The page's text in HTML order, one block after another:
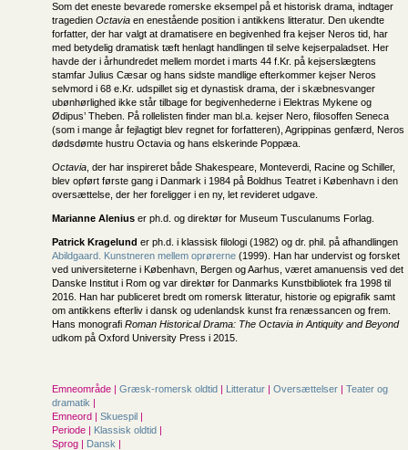
Som det eneste bevarede romerske eksempel på et historisk drama, indtager
tragedien Octavia en enestående position i antikkens litteratur. Den ukendte
forfatter, der har valgt at dramatisere en begivenhed fra kejser Neros tid, har
med betydelig dramatisk tæft henlagt handlingen til selve kejserpaladset. Her
havde der i århundredet mellem mordet i marts 44 f.Kr. på kejserslægtens
stamfar Julius Cæsar og hans sidste mandlige efterkommer kejser Neros
selvmord i 68 e.Kr. udspillet sig et dynastisk drama, der i skæbnesvanger
ubønhørlighed ikke står tilbage for begivenhederne i Elektras Mykene og
Ødipus’ Theben. På rollelisten finder man bl.a. kejser Nero, filosoffen Seneca
(som i mange år fejlagtigt blev regnet for forfatteren), Agrippinas genfærd, Neros
dødsdømte hustru Octavia og hans elskerinde Poppæa.
Octavia , der har inspireret både Shakespeare, Monteverdi, Racine og Schiller,
blev opført første gang i Danmark i 1984 på Boldhus Teatret i København i den
oversættelse, der her foreligger i en ny, let revideret udgave.
Marianne Alenius er ph.d. og direktør for Museum Tusculanums Forlag.
Patrick Kragelund er ph.d. i klassisk filologi (1982) og dr. phil. på afhandlingen
Abildgaard. Kunstneren mellem oprørerne (1999). Han har undervist og forsket
ved universiteterne i København, Bergen og Aarhus, været amanuensis ved det
Danske Institut i Rom og var direktør for Danmarks Kunstbibliotek fra 1998 til
2016. Han har publiceret bredt om romersk litteratur, historie og epigrafik samt
om antikkens efterliv i dansk og udenlandsk kunst fra renæssancen og frem.
Hans monografi Roman Historical Drama: The Octavia in Antiquity and Beyond
udkom på Oxford University Press i 2015.
Emneområde | Græsk-romersk oldtid | Litteratur | Oversættelser | Teater og
dramatik |
Emneord | Skuespil |
Periode | Klassisk oldtid |
Sprog | Dansk |